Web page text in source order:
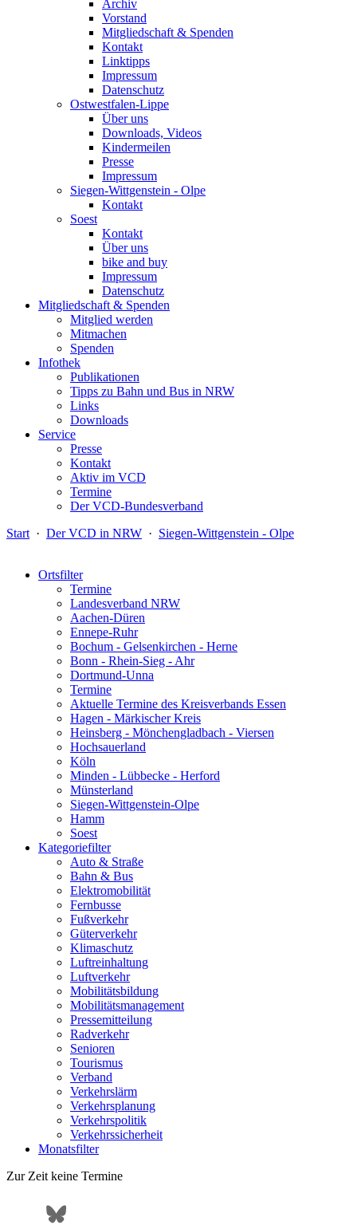
Archiv
Vorstand
Mitgliedschaft & Spenden
Kontakt
Linktipps
Impressum
Datenschutz
Ostwestfalen-Lippe
Über uns
Downloads, Videos
Kindermeilen
Presse
Impressum
Siegen-Wittgenstein - Olpe
Kontakt
Soest
Kontakt
Über uns
bike and buy
Impressum
Datenschutz
Mitgliedschaft & Spenden
Mitglied werden
Mitmachen
Spenden
Infothek
Publikationen
Tipps zu Bahn und Bus in NRW
Links
Downloads
Service
Presse
Kontakt
Aktiv im VCD
Termine
Der VCD-Bundesverband
Start · Der VCD in NRW · Siegen-Wittgenstein - Olpe
Ortsfilter
Termine
Landesverband NRW
Aachen-Düren
Ennepe-Ruhr
Bochum - Gelsenkirchen - Herne
Bonn - Rhein-Sieg - Ahr
Dortmund-Unna
Termine
Aktuelle Termine des Kreisverbands Essen
Hagen - Märkischer Kreis
Heinsberg - Mönchengladbach - Viersen
Hochsauerland
Köln
Minden - Lübbecke - Herford
Münsterland
Siegen-Wittgenstein-Olpe
Hamm
Soest
Kategoriefilter
Auto & Straße
Bahn & Bus
Elektromobilität
Fernbusse
Fußverkehr
Güterverkehr
Klimaschutz
Luftreinhaltung
Luftverkehr
Mobilitätsbildung
Mobilitätsmanagement
Pressemitteilung
Radverkehr
Senioren
Tourismus
Verband
Verkehrslärm
Verkehrsplanung
Verkehrspolitik
Verkehrssicherheit
Monatsfilter
Zur Zeit keine Termine